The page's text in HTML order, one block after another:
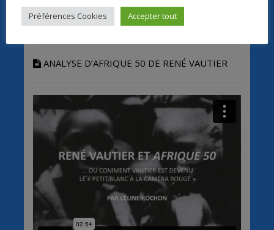
Une analyse du film Afrique 50proposée par
Céline Rochon.
ANALYSE D’AFRIQUE 50 DE RENÉ VAUTIER
Préférences Cookies Accepter tout